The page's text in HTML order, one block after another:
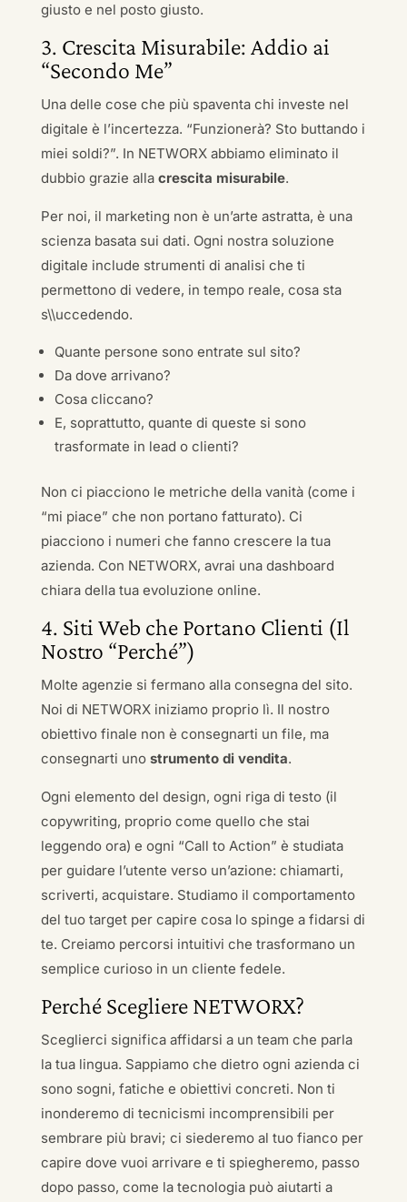
giusto e nel posto giusto.
3. Crescita Misurabile: Addio ai
“Secondo Me”
Una delle cose che più spaventa chi investe nel
digitale è l’incertezza. “Funzionerà? Sto buttando i
miei soldi?”. In NETWORX abbiamo eliminato il
dubbio grazie alla crescita misurabile.
Per noi, il marketing non è un’arte astratta, è una
scienza basata sui dati. Ogni nostra soluzione
digitale include strumenti di analisi che ti
permettono di vedere, in tempo reale, cosa sta
s\\uccedendo.
Quante persone sono entrate sul sito?
Da dove arrivano?
Cosa cliccano?
E, soprattutto, quante di queste si sono
trasformate in lead o clienti?
Non ci piacciono le metriche della vanità (come i
“mi piace” che non portano fatturato). Ci
piacciono i numeri che fanno crescere la tua
azienda. Con NETWORX, avrai una dashboard
chiara della tua evoluzione online.
4. Siti Web che Portano Clienti (Il
Nostro “Perché”)
Molte agenzie si fermano alla consegna del sito.
Noi di NETWORX iniziamo proprio lì. Il nostro
obiettivo finale non è consegnarti un file, ma
consegnarti uno strumento di vendita.
Ogni elemento del design, ogni riga di testo (il
copywriting, proprio come quello che stai
leggendo ora) e ogni “Call to Action” è studiata
per guidare l’utente verso un’azione: chiamarti,
scriverti, acquistare. Studiamo il comportamento
del tuo target per capire cosa lo spinge a fidarsi di
te. Creiamo percorsi intuitivi che trasformano un
semplice curioso in un cliente fedele.
Perché Scegliere NETWORX?
Sceglierci significa affidarsi a un team che parla
la tua lingua. Sappiamo che dietro ogni azienda ci
sono sogni, fatiche e obiettivi concreti. Non ti
inonderemo di tecnicismi incomprensibili per
sembrare più bravi; ci siederemo al tuo fianco per
capire dove vuoi arrivare e ti spiegheremo, passo
dopo passo, come la tecnologia può aiutarti a